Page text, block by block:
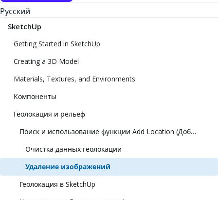
Русский
SketchUp
Getting Started in SketchUp
Creating a 3D Model
Materials, Textures, and Environments
Компоненты
Геолокация и рельеф
Поиск и использование функции Add Location (Добавить местоположение)
Очистка данных геолокации
Удаление изображений
Геолокация в SketchUp